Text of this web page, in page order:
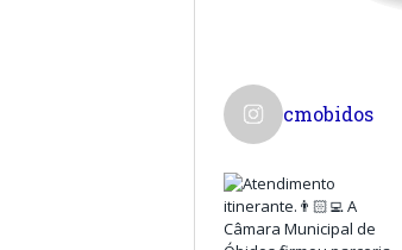
cmobidos